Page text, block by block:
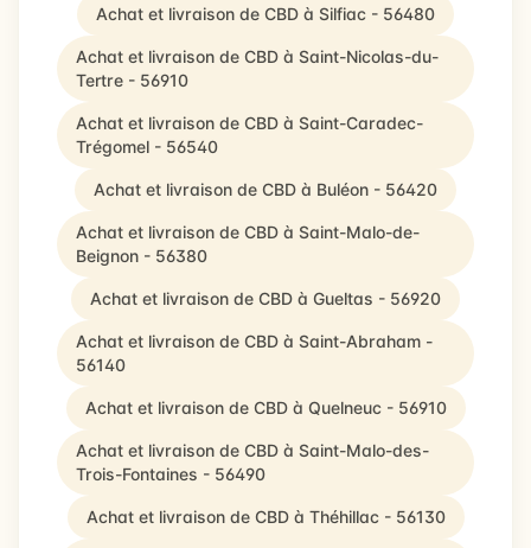
Achat et livraison de CBD à Silfiac - 56480
Achat et livraison de CBD à Saint-Nicolas-du-
Tertre - 56910
Achat et livraison de CBD à Saint-Caradec-
Trégomel - 56540
Achat et livraison de CBD à Buléon - 56420
Achat et livraison de CBD à Saint-Malo-de-
Beignon - 56380
Achat et livraison de CBD à Gueltas - 56920
Achat et livraison de CBD à Saint-Abraham -
56140
Achat et livraison de CBD à Quelneuc - 56910
Achat et livraison de CBD à Saint-Malo-des-
Trois-Fontaines - 56490
Achat et livraison de CBD à Théhillac - 56130